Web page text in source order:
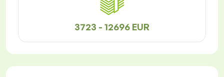
3723 - 12696 EUR